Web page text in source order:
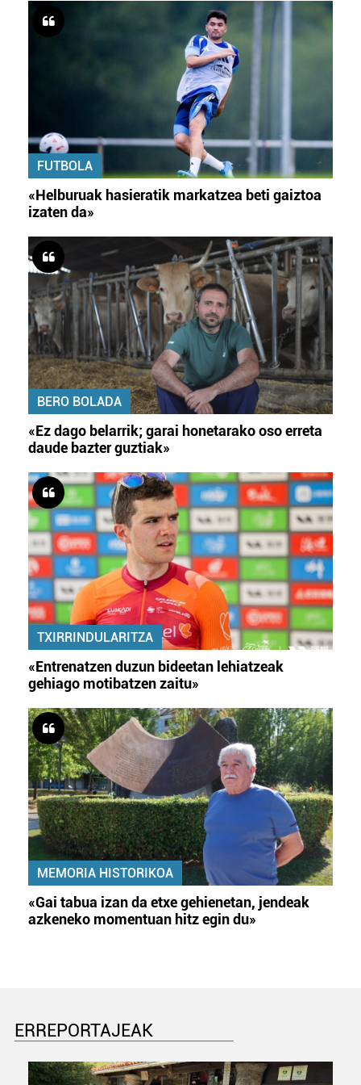
FUTBOLA
«Helburuak hasieratik markatzea beti gaiztoa
izaten da»
BERO BOLADA
«Ez dago belarrik; garai honetarako oso erreta
daude bazter guztiak»
TXIRRINDULARITZA
«Entrenatzen duzun bideetan lehiatzeak
gehiago motibatzen zaitu»
MEMORIA HISTORIKOA
«Gai tabua izan da etxe gehienetan, jendeak
azkeneko momentuan hitz egin du»
ERREPORTAJEAK